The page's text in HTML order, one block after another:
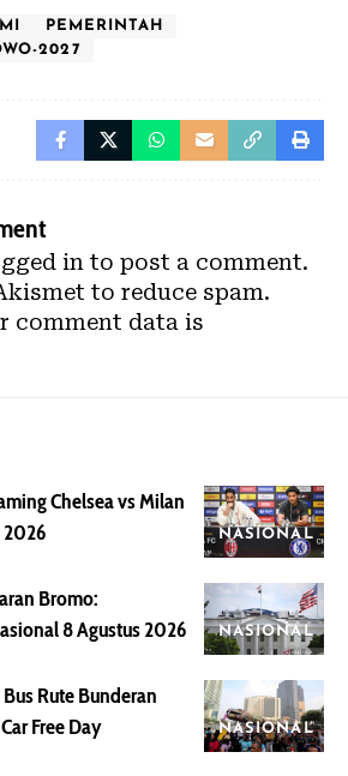
PEMERINTAH
2027
in to post a comment.
to reduce spam.
comment data is
NASIONAL
Chelsea vs Milan
2026
NASIONAL
Bromo:
8 Agustus 2026
NASIONAL
Rute Bunderan
Free Day